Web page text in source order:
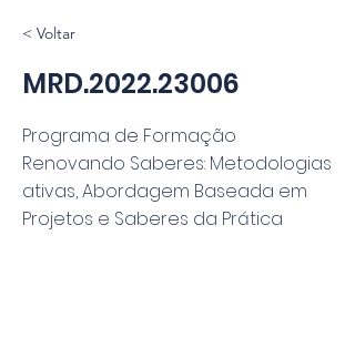
< Voltar
MRD.2022.23006
Programa de Formação
Renovando Saberes: Metodologias
ativas, Abordagem Baseada em
Projetos e Saberes da Prática